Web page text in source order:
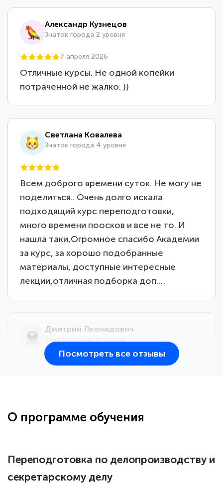
Александр Кузнецов
Знаток города 2 уровня
7 апреля 2026
Отличные курсы. Не одной копейки
потраченной не жалко. ))
Светлана Ковалева
Знаток города 4 уровня
Всем доброго времени суток. Не могу не
поделиться.. Очень долго искала
подходящий курс переподготовки,
много времени поосков и все не то. И
нашла таки,Огромное спасибо Академии
за курс, за хорошо подобранные
материалы, доступные интересные
лекции,отличная подборка доп.…
Дмитрий Леонидович
большое количество методических
Посмотреть все отзывы
О программе обучения
Переподготовка по делопроизводству и
секретарскому делу